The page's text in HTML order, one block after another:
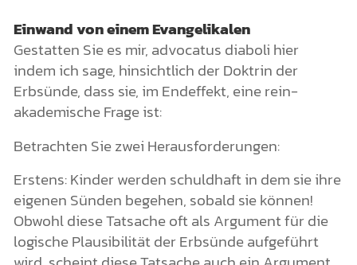
Einwand von einem Evangelikalen
Gestatten Sie es mir, advocatus diaboli hier
indem ich sage, hinsichtlich der Doktrin der
Erbsünde, dass sie, im Endeffekt, eine rein-
akademische Frage ist:
Betrachten Sie zwei Herausforderungen:
Erstens: Kinder werden schuldhaft in dem sie ihre
eigenen Sünden begehen, sobald sie können!
Obwohl diese Tatsache oft als Argument für die
logische Plausibilität der Erbsünde aufgeführt